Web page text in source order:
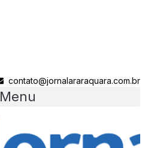
contato@jornalararaquara.com.br
Menu